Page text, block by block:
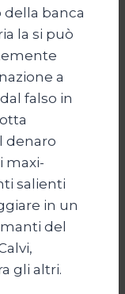
banca
la si può
a
falso in
denaro
maxi-
salienti
in un
del
gli altri.